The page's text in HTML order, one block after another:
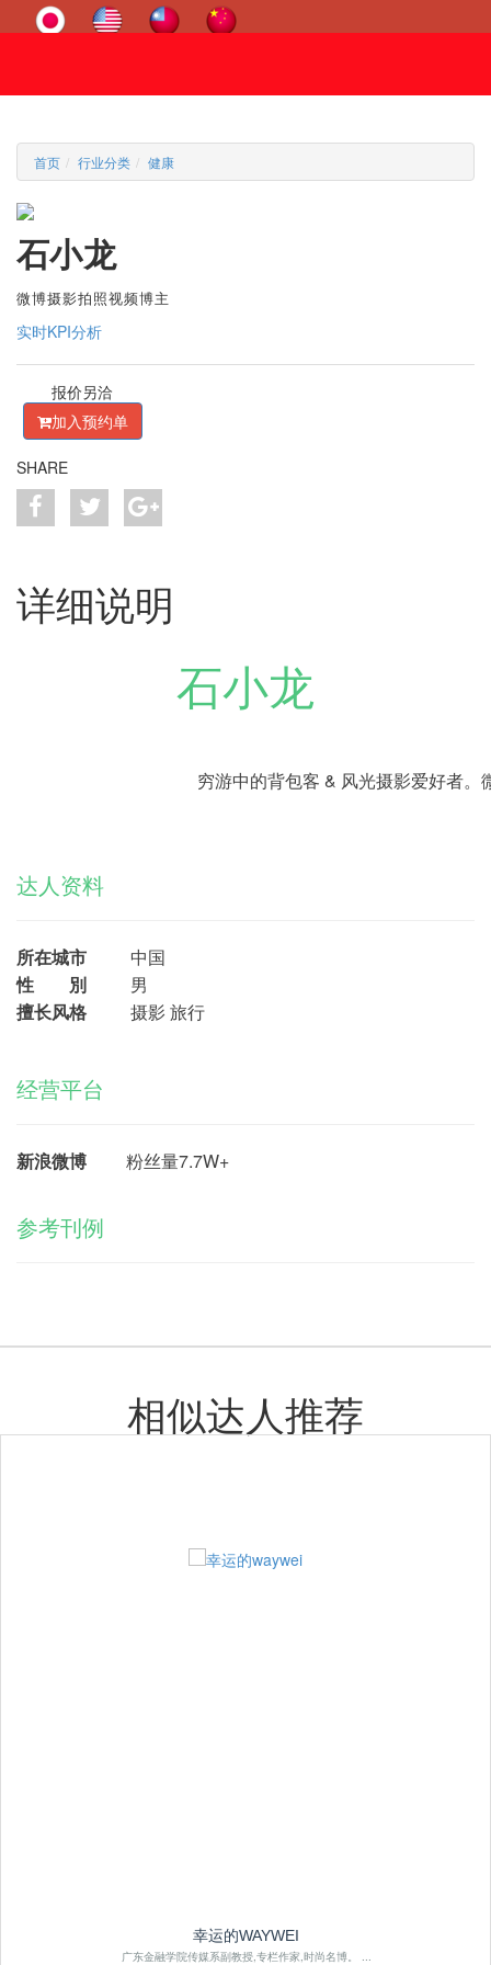
首页 行业分类 健康
石小龙
微博摄影拍照视频博主
实时KPI分析
报价另洽
加入预约单
SHARE
详细说明
石小龙
穷游中的背包客 & 风光摄影爱好者。
达人资料
所在城市 中国
性 別 男
擅长风格 摄影 旅行
经营平台
新浪微博 粉丝量7.7W+
参考刊例
相似达人推荐
幸运的WAYWEI
广东金融学院传媒系副教授,专栏作家,时尚名博。 ...